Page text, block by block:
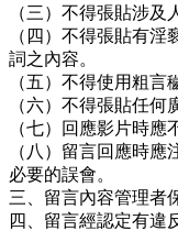
（三）不得張貼涉及
（四）不得張貼有
詞之內容。
（五）不得使用粗言
（六）不得張貼任何
（七）回應影片時應
（八）留言回應時
必要的誤會。
三、留言內容管理者
四、留言經認定有違